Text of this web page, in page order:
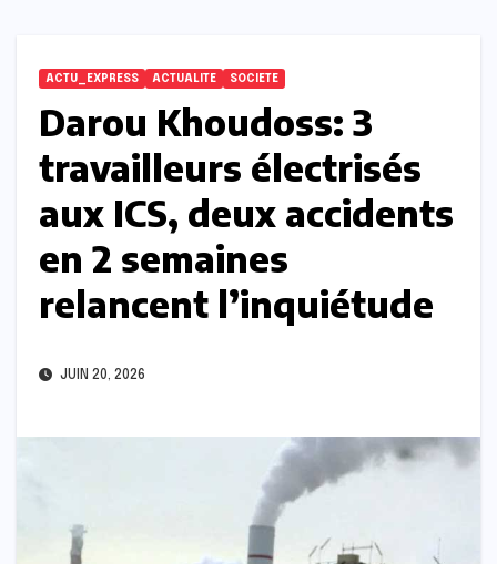
ACTU_EXPRESS ACTUALITE SOCIETE
Darou Khoudoss: 3
travailleurs électrisés
aux ICS, deux accidents
en 2 semaines
relancent l’inquiétude
JUIN 20, 2026